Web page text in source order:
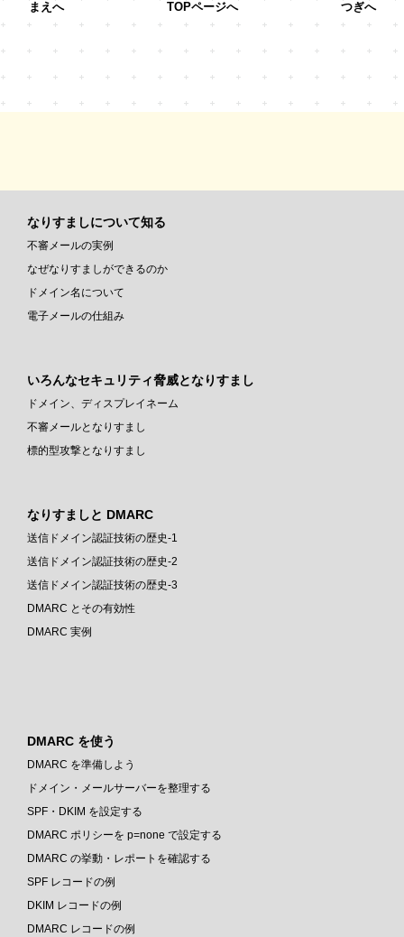
まえへ TOPページへ つぎへ
なりすましについて知る
不審メールの実例
なぜなりすましができるのか
ドメイン名について
電子メールの仕組み
いろんなセキュリティ脅威となりすまし
ドメイン、ディスプレイネーム
不審メールとなりすまし
標的型攻撃となりすまし
なりすましと DMARC
送信ドメイン認証技術の歴史-1
送信ドメイン認証技術の歴史-2
送信ドメイン認証技術の歴史-3
DMARC とその有効性
DMARC 実例
DMARC を使う
DMARC を準備しよう
ドメイン・メールサーバーを整理する
SPF・DKIM を設定する
DMARC ポリシーを p=none で設定する
DMARC の挙動・レポートを確認する
SPF レコードの例
DKIM レコードの例
DMARC レコードの例